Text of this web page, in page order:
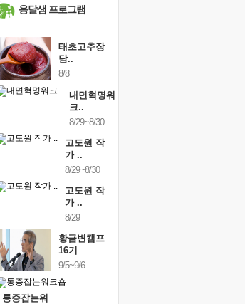
못된 꼰대들
너무 황홀한 꽃들이여!
옹달샘 프로그램
태초고추장
담..
8/8
내면혁명워
크..
8/29~8/30
고도원 작
가 ..
8/29~8/30
고도원 작
가 ..
8/29
황금변캠프
16기
9/5~9/6
통증잡는워